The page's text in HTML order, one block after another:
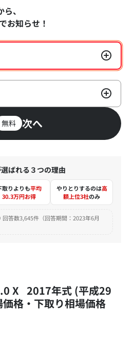
ら、
でお知らせ！
無料 次へ
ばれる３つの理由
取りよりも平均
30.3万円お得
やりとりするのは高
額上位3社のみ
答数3,645件（回答期間：2023年6月
X 2017年式 (平成29
格・下取り相場価格